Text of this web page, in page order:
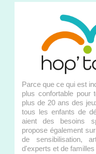
Parce que ce qui est
plus confortable pour
plus de 20 ans des
tous les enfants de
aient des besoins
propose également
de sensibilisation,
d'experts et de